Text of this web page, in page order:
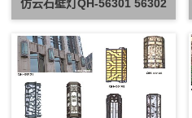
仿云石壁灯QH-56301 56302